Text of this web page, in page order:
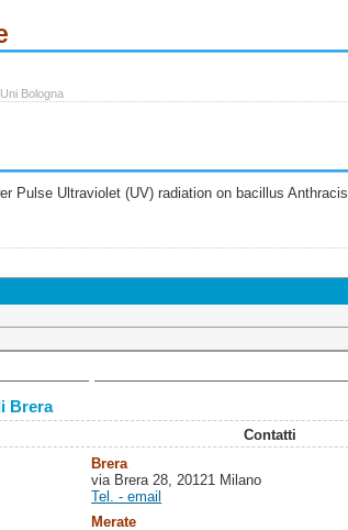
Bologna
Pulse Ultraviolet (UV) radiation on bacillus Anthracis
Brera
Contatti
Brera
via Brera 28, 20121 Milano
Tel. - email
Merate